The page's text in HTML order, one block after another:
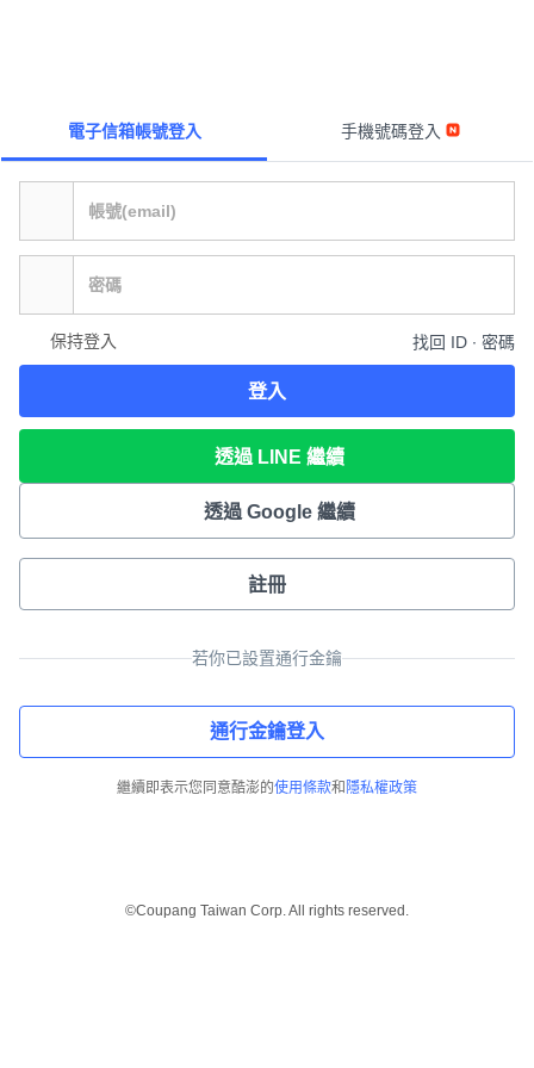
電子信箱帳號登入 手機號碼登入
保持登入 找回 ID ∙ 密碼
登入
透過 LINE 繼續
透過 Google 繼續
註冊
若你已設置通行金鑰
通行金鑰登入
繼續即表示您同意酷澎的使用條款和 隱私權政策
©Coupang Taiwan Corp. All rights reserved.